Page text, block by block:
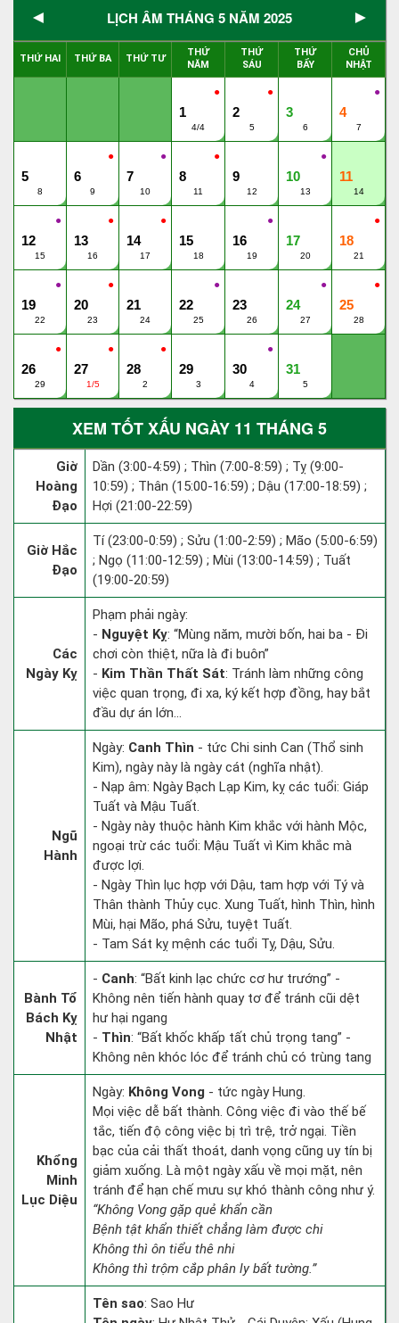
◄ LỊCH ÂM THÁNG 5 NĂM 2025 ►
THỨ HAI THỨ BA THỨ TƯ
THỨ
NĂM
THỨ
SÁU
THỨ
BẨY
CHỦ
NHẬT
●
1
4/4
●
2
5
3
6
●
4
7
5
8
●
6
9
●
7
10
●
8
11
9
12
●
10
13
11
14
●
12
15
●
13
16
●
14
17
15
18
●
16
19
17
20
●
18
21
●
19
22
●
20
23
21
24
●
22
25
23
26
●
24
27
●
25
28
●
26
29
●
27
1/5
●
28
2
29
3
●
30
4
31
5
XEM TỐT XẤU NGÀY 11 THÁNG 5
Giờ
Hoàng
Đạo
Dần (3:00-4:59) ; Thìn (7:00-8:59) ; Tỵ (9:00-
10:59) ; Thân (15:00-16:59) ; Dậu (17:00-18:59) ;
Hợi (21:00-22:59)
Giờ Hắc
Đạo
Tí (23:00-0:59) ; Sửu (1:00-2:59) ; Mão (5:00-6:59)
; Ngọ (11:00-12:59) ; Mùi (13:00-14:59) ; Tuất
(19:00-20:59)
Các
Ngày Kỵ
Phạm phải ngày:
- Nguyệt Kỵ: “Mùng năm, mười bốn, hai ba - Đi
chơi còn thiệt, nữa là đi buôn”
- Kim Thần Thất Sát: Tránh làm những công
việc quan trọng, đi xa, ký kết hợp đồng, hay bắt
đầu dự án lớn...
Ngũ
Hành
Ngày: Canh Thìn - tức Chi sinh Can (Thổ sinh
Kim), ngày này là ngày cát (nghĩa nhật).
- Nạp âm: Ngày Bạch Lạp Kim, kỵ các tuổi: Giáp
Tuất và Mậu Tuất.
- Ngày này thuộc hành Kim khắc với hành Mộc,
ngoại trừ các tuổi: Mậu Tuất vì Kim khắc mà
được lợi.
- Ngày Thìn lục hợp với Dậu, tam hợp với Tý và
Thân thành Thủy cục. Xung Tuất, hình Thìn, hình
Mùi, hại Mão, phá Sửu, tuyệt Tuất.
- Tam Sát kỵ mệnh các tuổi Tỵ, Dậu, Sửu.
Bành Tổ
Bách Kỵ
Nhật
- Canh: “Bất kinh lạc chức cơ hư trướng” -
Không nên tiến hành quay tơ để tránh cũi dệt
hư hại ngang
- Thìn: “Bất khốc khấp tất chủ trọng tang” -
Không nên khóc lóc để tránh chủ có trùng tang
Khổng
Minh
Lục Diệu
Ngày: Không Vong - tức ngày Hung.
Mọi việc dễ bất thành. Công việc đi vào thế bế
tắc, tiến độ công việc bị trì trệ, trở ngại. Tiền
bạc của cải thất thoát, danh vọng cũng uy tín bị
giảm xuống. Là một ngày xấu về mọi mặt, nên
tránh để hạn chế mưu sự khó thành công như ý.
“Không Vong gặp quẻ khẩn cần
Bệnh tật khẩn thiết chẳng làm được chi
Không thì ôn tiểu thê nhi
Không thì trộm cắp phân ly bất tường.”
Tên sao: Sao Hư